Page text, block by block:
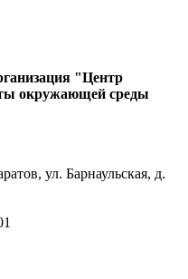
"Центр
окружающей среды
ул. Барнаульская, д.